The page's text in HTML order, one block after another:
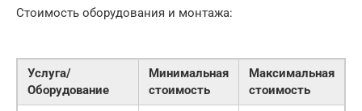
Стоимость оборудования и монтажа:
Услуга/
Оборудование
Минимальная
стоимость
Максимальная
стоимость